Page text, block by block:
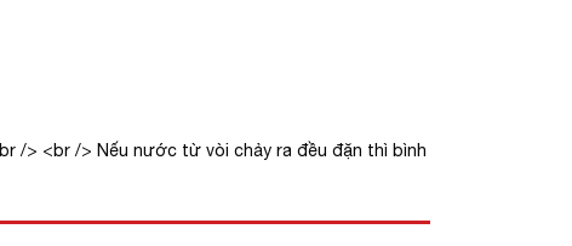
/> <br /> Nếu nước từ vòi chảy ra đều đặn thì bình